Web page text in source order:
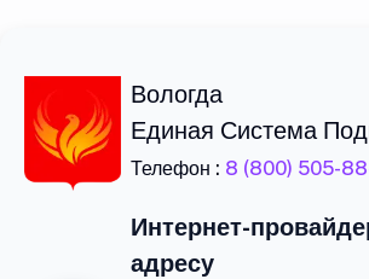
Вологда
Единая Система
Телефон : 8 (800) 505-
Интернет-
адресу